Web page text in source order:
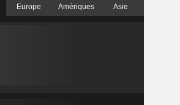
Europe Amériques Asie